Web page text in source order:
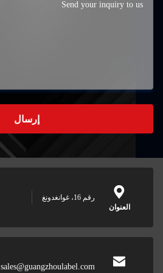
إرسال
العنوان
رقم 16، غوانغدونغ
sales@guangzhoulabel.com